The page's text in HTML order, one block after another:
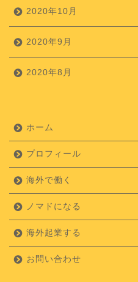
2020年10月
2020年9月
2020年8月
ホーム
プロフィール
海外で働く
ノマドになる
海外起業する
お問い合わせ